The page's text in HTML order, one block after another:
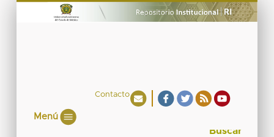
Contacto
Menú
Buscar